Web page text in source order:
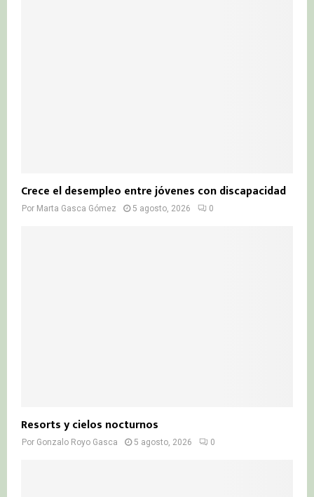
Crece el desempleo entre jóvenes con discapacidad
Por Marta Gasca Gómez 5 agosto, 2026 0
Resorts y cielos nocturnos
Por Gonzalo Royo Gasca 5 agosto, 2026 0